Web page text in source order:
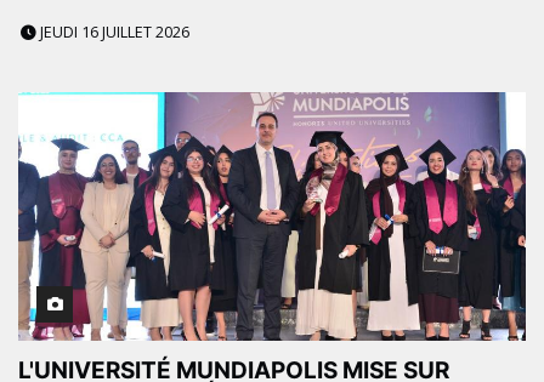
JEUDI 16 JUILLET 2026
L'UNIVERSITÉ MUNDIAPOLIS MISE SUR